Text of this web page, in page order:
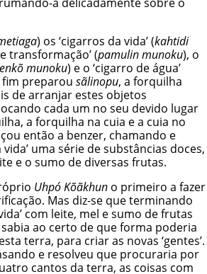
) os ‘cigarros da vida’ (kahtidi
transformação’ (pamulin munoku), o
munoku) e o ‘cigarro de água’
fim preparou sãlinopu, a forquilha
de arranjar estes objetos
cada um no seu devido lugar
a forquilha na cuia e a cuia no
então a benzer, chamando e
uma série de substâncias doces,
e o sumo de diversas frutas.
Uhpó Kõãkhun o primeiro a fazer
Mas diz-se que terminando
com leite, mel e sumo de frutas
ao certo de que forma poderia
terra, para criar as novas ‘gentes’.
e resolveu que procuraria por
cantos da terra, as coisas com